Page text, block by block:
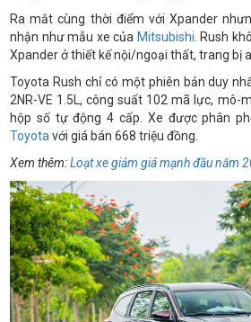
Ra mắt cùng thời điểm với Xpander
nhận như mẫu xe của Mitsubishi. Rush
Xpander ở thiết kế nội/ngoại thất, trang bị
Toyota Rush chỉ có một phiên bản duy
2NR-VE 1.5L, công suất 102 mã lực, mô-
hộp số tự động 4 cấp. Xe được phân
Toyotavới giá bán 668 triệu đồng.
Xem thêm:Loạt xe giảm giá mạnh đầu năm